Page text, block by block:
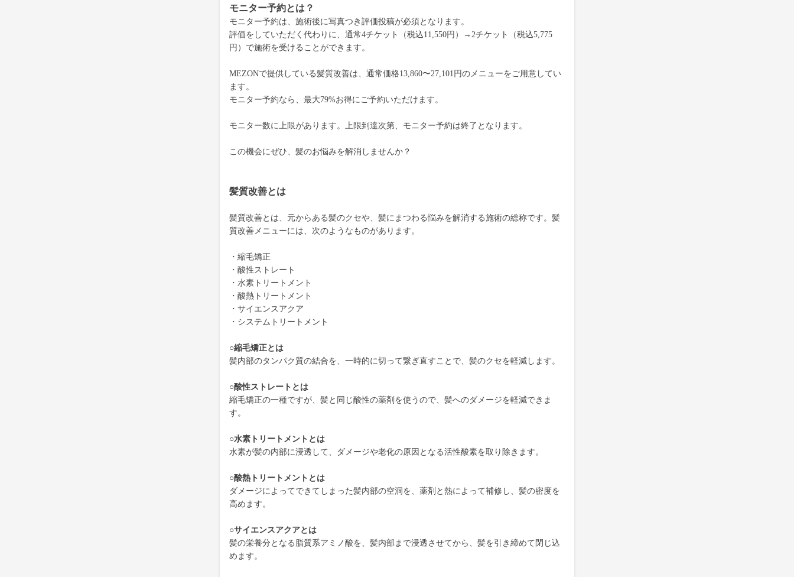
モニター予約とは？
モニター予約は、施術後に写真つき評価投稿が必須となります。
評価をしていただく代わりに、通常4チケット（税込11,550円）→2チケット（税込5,775
円）で施術を受けることができます。
MEZONで提供している髪質改善は、通常価格13,860〜27,101円のメニューをご用意してい
ます。
モニター予約なら、最大79%お得にご予約いただけます。
モニター数に上限があります。上限到達次第、モニター予約は終了となります。
この機会にぜひ、髪のお悩みを解消しませんか？
髪質改善とは
髪質改善とは、元からある髪のクセや、髪にまつわる悩みを解消する施術の総称です。髪
質改善メニューには、次のようなものがあります。
・縮毛矯正
・酸性ストレート
・水素トリートメント
・酸熱トリートメント
・サイエンスアクア
・システムトリートメント
○縮毛矯正とは
髪内部のタンパク質の結合を、一時的に切って繋ぎ直すことで、髪のクセを軽減します。
○酸性ストレートとは
縮毛矯正の一種ですが、髪と同じ酸性の薬剤を使うので、髪へのダメージを軽減できま
す。
○水素トリートメントとは
水素が髪の内部に浸透して、ダメージや老化の原因となる活性酸素を取り除きます。
○酸熱トリートメントとは
ダメージによってできてしまった髪内部の空洞を、薬剤と熱によって補修し、髪の密度を
高めます。
○サイエンスアクアとは
髪の栄養分となる脂質系アミノ酸を、髪内部まで浸透させてから、髪を引き締めて閉じ込
めます。